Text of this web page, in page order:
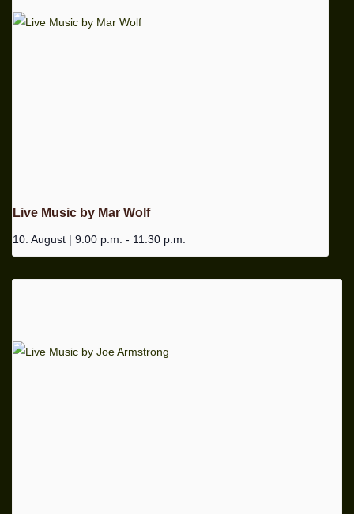
Live Music by Mar Wolf
10. August | 9:00 p.m. - 11:30 p.m.